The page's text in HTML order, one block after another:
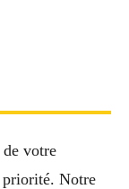
votre
priorité. Notre